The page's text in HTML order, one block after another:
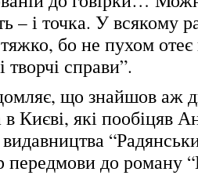
– і точка. У всякому
бо не пухом отеє
справи”.
що знайшов аж
Києві, які пообіцяв
передмови до роману